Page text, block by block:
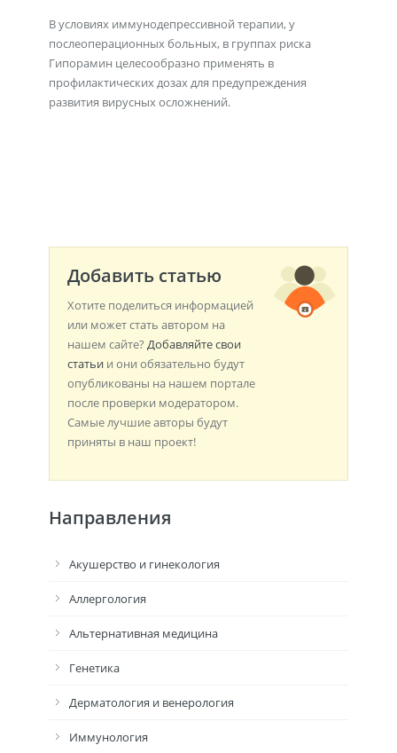
В условиях иммунодепрессивной терапии, у
послеоперационных больных, в группах риска
Гипорамин целесообразно применять в
профилактических дозах для предупреждения
развития вирусных осложнений.
Добавить статью
Хотите поделиться информацией
или может стать автором на
нашем сайте? Добавляйте свои
статьи и они обязательно будут
опубликованы на нашем портале
после проверки модератором.
Самые лучшие авторы будут
приняты в наш проект!
Направления
Акушерство и гинекология
Аллергология
Альтернативная медицина
Генетика
Дерматология и венерология
Иммунология